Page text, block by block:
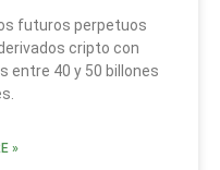
futuros perpetuos
cripto con
entre 40 y 50 billones
»